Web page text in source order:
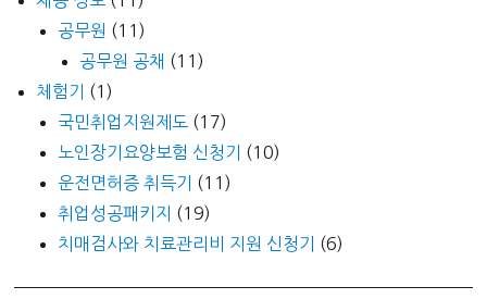
공무원 (11)
공무원 공채 (11)
체험기
(1)
국민취업지원제도 (17)
노인장기요양보험 신청기
(10)
운전면허증 취득기
(11)
취업성공패키지
(19)
치매검사와 치료관리비 지원 신청기
(6)